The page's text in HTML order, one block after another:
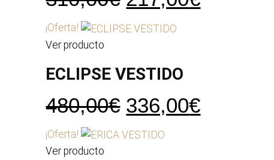
precio
era:
¡Oferta!
Ver producto
ECLIPSE VESTIDO
480,00€ El
precio
336,00€El
¡Oferta!
Ver producto